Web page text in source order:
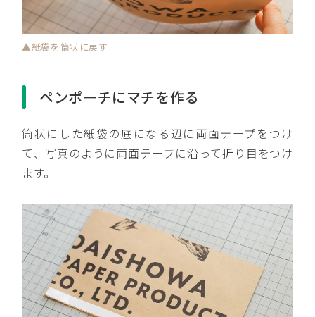
▲紙袋を筒状に戻す
ペンポーチにマチを作る
筒状にした紙袋の底になる辺に両面テープをつけ
て、写真のように両面テープに沿って折り目をつけ
ます。